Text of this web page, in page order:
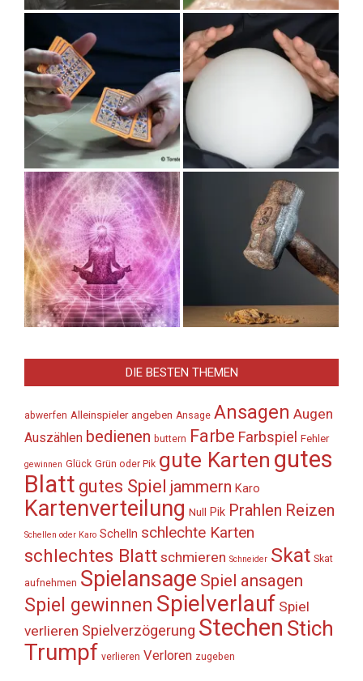
DIE BESTEN THEMEN
abwerfen Alleinspieler angeben Ansage Ansagen Augen
Auszählen bedienen buttern Farbe Farbspiel Fehler
gewinnen Glück Grün oder Pik gute Karten gutes
Blatt gutes Spiel jammern Karo
Kartenverteilung Null Pik Prahlen Reizen
Schellen oder Karo Schelln schlechte Karten
schlechtes Blatt schmieren Schneider Skat Skat
aufnehmen Spielansage Spiel ansagen
Spiel gewinnen Spielverlauf Spiel
verlieren Spielverzögerung Stechen Stich
Trumpf verlieren Verloren zugeben